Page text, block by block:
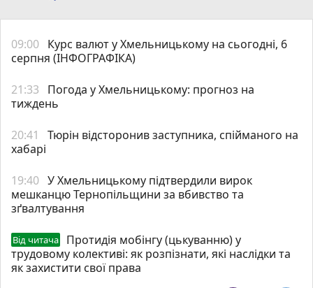
09:00 Курс валют у Хмельницькому на сьогодні, 6
серпня (ІНФОГРАФІКА)
21:33
Погода у Хмельницькому: прогноз на
тиждень
20:41
Тюрін відсторонив заступника, спійманого на
хабарі
19:40 У Хмельницькому підтвердили вирок
мешканцю Тернопільщини за вбивство та
зґвалтування
Від читача
Протидія мобінгу (цькуванню) у
трудовому колективі: як розпізнати, які наслідки та
як захистити свої права